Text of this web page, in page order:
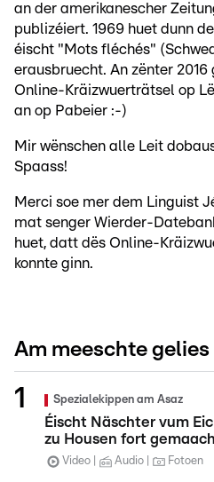
an der amerikanescher
publizéiert. 1969 huet dunn
éischt "Mots fléchés"
erausbruecht. An zënter
Online-Kräizwuerträtsel op
an op Pabeier :-)
Mir wënschen alle Leit
Spaass!
Merci soe mer dem Linguist
mat senger Wierder-
huet, datt dës Online-
konnte ginn.
Am meeschte gelies
Spezialekippen am Asaz
Éischt Näschter vum
zu Housen fort gemaach
Video Audio Fotoen